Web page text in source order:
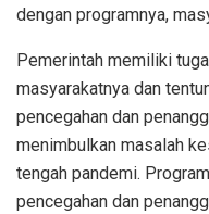
dengan programnya,
Pemerintah memiliki
masyarakatnya dan
pencegahan dan
menimbulkan masalah
tengah pandemi.
pencegahan dan